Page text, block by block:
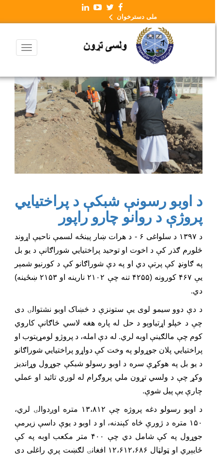
ملی دسترخوان
د اوبو رسونې شبکې د پراختیایي
پروژې د روانو چارو راپور
د ۱۳۹۷ د سلواغی ۶ - د هرات ښار پینځه لسمې ناحیې اړوند
څلورم ګذر کې د اخوت او توحید پراختیايي شوراګانې د یو بل
په ګاونډ کې پرتې دي او په دې شوراګانو کې د کورنیو شمېر
يې ۴۶۷ کورونه (۴۲۵۵ تنه چې ۲۱۰۲ نارینه او ۲۱۵۳ ښځینه)
دي.
د دې دوو سیمو لوی یې ستونزې د څښاک اوبو نشتوالۍ دی
چې د خپلو اړتیاوېو د حل له پاره هغه لاسي څاګانې کاروي
کوم چې مالګينې اوبه لري. له دې امله، د پروژو لومړیتوب او
پراختیايي پلان جوړولو په وخت کې دواړو پراختیايي شوراګانو
د یو بل په هوکړې سره د اوبو رسولو شبکې جوړول وړانديز
وکړ چې د ولسي تړون ملي پروګرام له لوري تائید او عملي
چارې یې پيل شوې.
د اوبو رسولو دغه پروژه چې ۱۳،۸۱۲ متره اوږدوالۍ لري،
۱۵۰ متره د ژورې څاه کېندنه، او د اوبو د یوې داسې زيرمې
جوړول په کې شامل دي چې ۴۰۰ متر مکعب اوبه په کې
ځایېږي او ټولټال ۱۲،۶۱۲،۶۸۶ افغانۍ لګښت پرې راغلی دی